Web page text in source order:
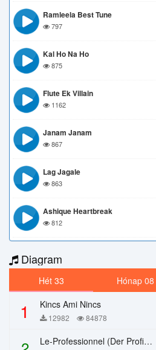
Ramleela Best Tune
797
Kal Ho Na Ho
875
Flute Ek Villain
1162
Janam Janam
867
Lag Jagale
863
Ashique Heartbreak
812
Diagram
Hét 33 Hónap 08
1 Kincs Ami Nincs
12982 84878
Le-Professionnel (Der Profi) – Chi Mai